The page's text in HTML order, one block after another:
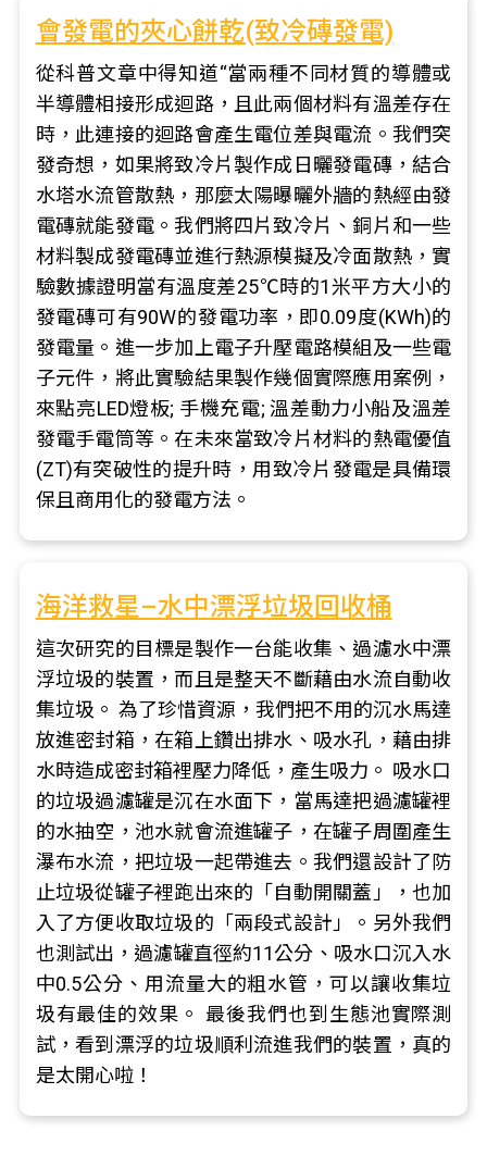
會發電的夾心餅乾(致冷磚發電)
從科普文章中得知道“當兩種不同材質的導體或
半導體相接形成迴路，且此兩個材料有溫差存在
時，此連接的迴路會產生電位差與電流。我們突
發奇想，如果將致冷片製作成日曬發電磚，結合
水塔水流管散熱，那麼太陽曝曬外牆的熱經由發
電磚就能發電。我們將四片致冷片、銅片和一些
材料製成發電磚並進行熱源模擬及冷面散熱，實
驗數據證明當有溫度差25℃時的1米平方大小的
發電磚可有90W的發電功率，即0.09度(KWh)的
發電量。進一步加上電子升壓電路模組及一些電
子元件，將此實驗結果製作幾個實際應用案例，
來點亮LED燈板; 手機充電; 溫差動力小船及溫差
發電手電筒等。在未來當致冷片材料的熱電優值
(ZT)有突破性的提升時，用致冷片發電是具備環
保且商用化的發電方法。
海洋救星–水中漂浮垃圾回收桶
這次研究的目標是製作一台能收集、過濾水中漂
浮垃圾的裝置，而且是整天不斷藉由水流自動收
集垃圾。 為了珍惜資源，我們把不用的沉水馬達
放進密封箱，在箱上鑽出排水、吸水孔，藉由排
水時造成密封箱裡壓力降低，產生吸力。 吸水口
的垃圾過濾罐是沉在水面下，當馬達把過濾罐裡
的水抽空，池水就會流進罐子，在罐子周圍產生
瀑布水流，把垃圾一起帶進去。我們還設計了防
止垃圾從罐子裡跑出來的「自動開關蓋」，也加
入了方便收取垃圾的「兩段式設計」。另外我們
也測試出，過濾罐直徑約11公分、吸水口沉入水
中0.5公分、用流量大的粗水管，可以讓收集垃
圾有最佳的效果。 最後我們也到生態池實際測
試，看到漂浮的垃圾順利流進我們的裝置，真的
是太開心啦！